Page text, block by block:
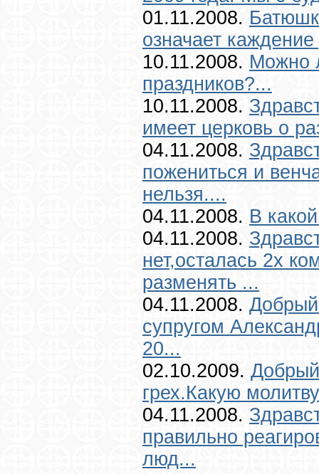
01.11.2008.
означает
10.11.2008. Можно
праздников?...
10.11.2008.
имеет церковь о
04.11.2008.
пожениться и
нельзя....
04.11.2008. В
04.11.2008.
нет,осталась 2х
разменять ...
04.11.2008.
супругом
20...
02.10.2009.
грех.Какую
04.11.2008.
правильно
люд...